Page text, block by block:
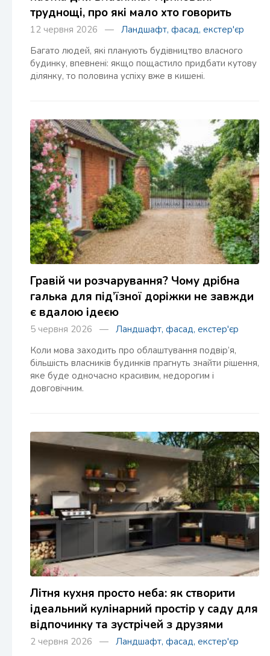
труднощі, про які мало хто говорить
12 червня 2026 — Ландшафт, фасад, екстер'єр
Багато людей, які планують будівництво власного
будинку, впевнені: якщо пощастило придбати кутову
ділянку, то половина успіху вже в кишені.
Гравій чи розчарування? Чому дрібна
галька для під’їзної доріжки не завжди
є вдалою ідеєю
5 червня 2026 — Ландшафт, фасад, екстер'єр
Коли мова заходить про облаштування подвір’я,
більшість власників будинків прагнуть знайти рішення,
яке буде одночасно красивим, недорогим і
довговічним.
Літня кухня просто неба: як створити
ідеальний кулінарний простір у саду для
відпочинку та зустрічей з друзями
2 червня 2026 — Ландшафт, фасад, екстер'єр